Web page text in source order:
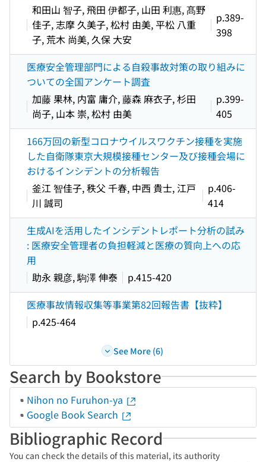
和田山 智子, 飛田 伊都子, 山田 利惠, 髙野
佳子, 志摩 久美子, 松村 由美, 平松 八重
子, 荒木 尚美, 久保 大安
p.389-
398
医療安全管理部門による自殺事故対策の取り組みに
ついての全国アンケート調査
加藤 果林, 内富 庸介, 藤森 麻衣子, 杉田
尚子, 山本 崇, 松村 由美
p.399-
405
166万回の新型コロナウイルスワクチン接種を実施
した自衛隊東京大規模接種センター及び接種会場に
おけるインシデントの分析報告
釜江 智佳子, 秩父 千春, 中西 貴士, 江戸
川 誠司
p.406-
414
生成AIを活用したインシデントレポート分析の試み
: 医療安全管理者の負担軽減と医療の質向上への応
用
助永 親彦, 駒澤 伸泰
p.415-420
医療事故情報収集等事業第82回報告書【抜粋】
p.425-464
See More (6)
Search by Bookstore
Nihon no Furuhon-ya
Google Book Search
Bibliographic Record
You can check the details of this material, its authority